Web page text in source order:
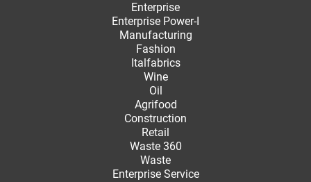
Enterprise
Enterprise Power-I
Manufacturing
Fashion
Italfabrics
Wine
Oil
Agrifood
Construction
Retail
Waste 360
Waste
Enterprise Service